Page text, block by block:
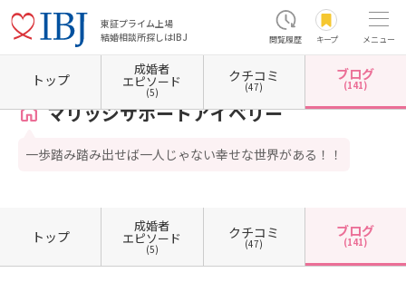
東証プライム上場
結婚相談所探しはIBJ
閲覧履歴 キープ メニュー
ホーム 福岡県の結婚相談所 福岡県北九州市 福岡県北九州市小倉北区 マリッジサポ
マリッジサポートアイベリー
一歩踏み踏み出せば一人じゃない幸せな世界がある！！
トップ
成婚者
エピソード
(5)
クチコミ
(47)
ブログ
(141)
トップ
成婚者
エピソード
(5)
クチコミ
(47)
ブログ
(141)